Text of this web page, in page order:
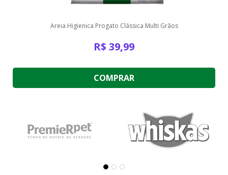
Areia Higienica Progato Clássica Multi Grãos
R$ 39,99
COMPRAR